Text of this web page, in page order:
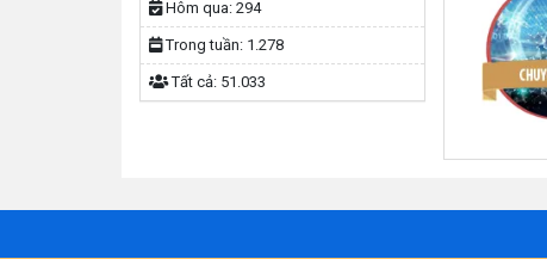
Hôm qua: 294
Trong tuần: 1.278
Tất cả: 51.033